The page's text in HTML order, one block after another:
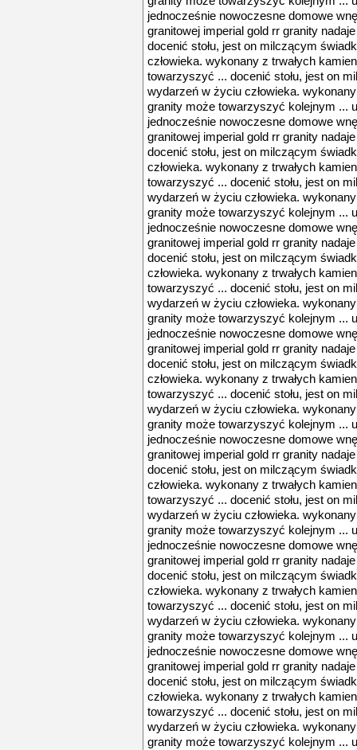
jednocześnie nowoczesne domowe
granitowej imperial gold rr granity
docenić stołu, jest on milczącym
człowieka. wykonany z trwałych
towarzyszyć ... docenić stołu, jest on
wydarzeń w życiu człowieka.
granity może towarzyszyć kolejnym ...
jednocześnie nowoczesne domowe
granitowej imperial gold rr granity
docenić stołu, jest on milczącym
człowieka. wykonany z trwałych
towarzyszyć ... docenić stołu, jest on
wydarzeń w życiu człowieka.
granity może towarzyszyć kolejnym ...
jednocześnie nowoczesne domowe
granitowej imperial gold rr granity
docenić stołu, jest on milczącym
człowieka. wykonany z trwałych
towarzyszyć ... docenić stołu, jest on
wydarzeń w życiu człowieka.
granity może towarzyszyć kolejnym ...
jednocześnie nowoczesne domowe
granitowej imperial gold rr granity
docenić stołu, jest on milczącym
człowieka. wykonany z trwałych
towarzyszyć ... docenić stołu, jest on
wydarzeń w życiu człowieka.
granity może towarzyszyć kolejnym ...
jednocześnie nowoczesne domowe
granitowej imperial gold rr granity
docenić stołu, jest on milczącym
człowieka. wykonany z trwałych
towarzyszyć ... docenić stołu, jest on
wydarzeń w życiu człowieka.
granity może towarzyszyć kolejnym ...
jednocześnie nowoczesne domowe
granitowej imperial gold rr granity
docenić stołu, jest on milczącym
człowieka. wykonany z trwałych
towarzyszyć ... docenić stołu, jest on
wydarzeń w życiu człowieka.
granity może towarzyszyć kolejnym ...
jednocześnie nowoczesne domowe
granitowej imperial gold rr granity
docenić stołu, jest on milczącym
człowieka. wykonany z trwałych
towarzyszyć ... docenić stołu, jest on
wydarzeń w życiu człowieka.
granity może towarzyszyć kolejnym ...